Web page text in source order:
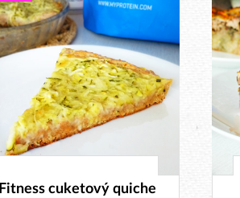
15. 10. 2017
Fitness cuketový quiche